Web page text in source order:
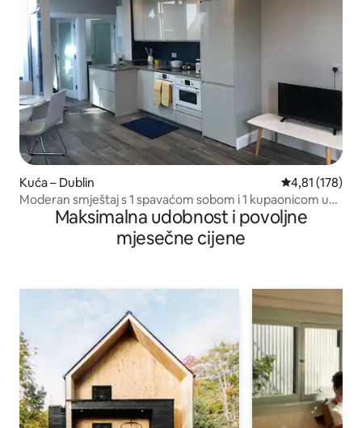
Kuća – Dublin Prosječna
4,81 (178)
Moderan smještaj s 1 spavaćom sobom i 1 kupaonicom u
centru Dublina
Maksimalna udobnost i povoljne
mjesečne cijene